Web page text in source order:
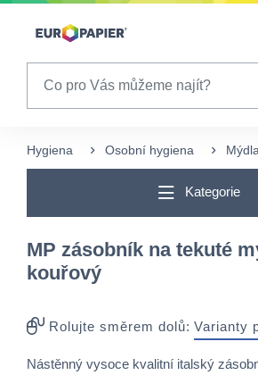
Table Of Content
Hygiena Osobní hygiena
Kategorie
MP zásobník na tekuté
kouřový
Rolujte směrem dolů: Varianty
Nástěnný vysoce kvalitní italský